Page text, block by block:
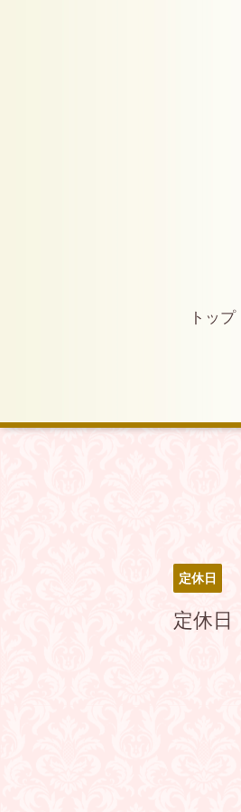
トップ
定休日
定休日